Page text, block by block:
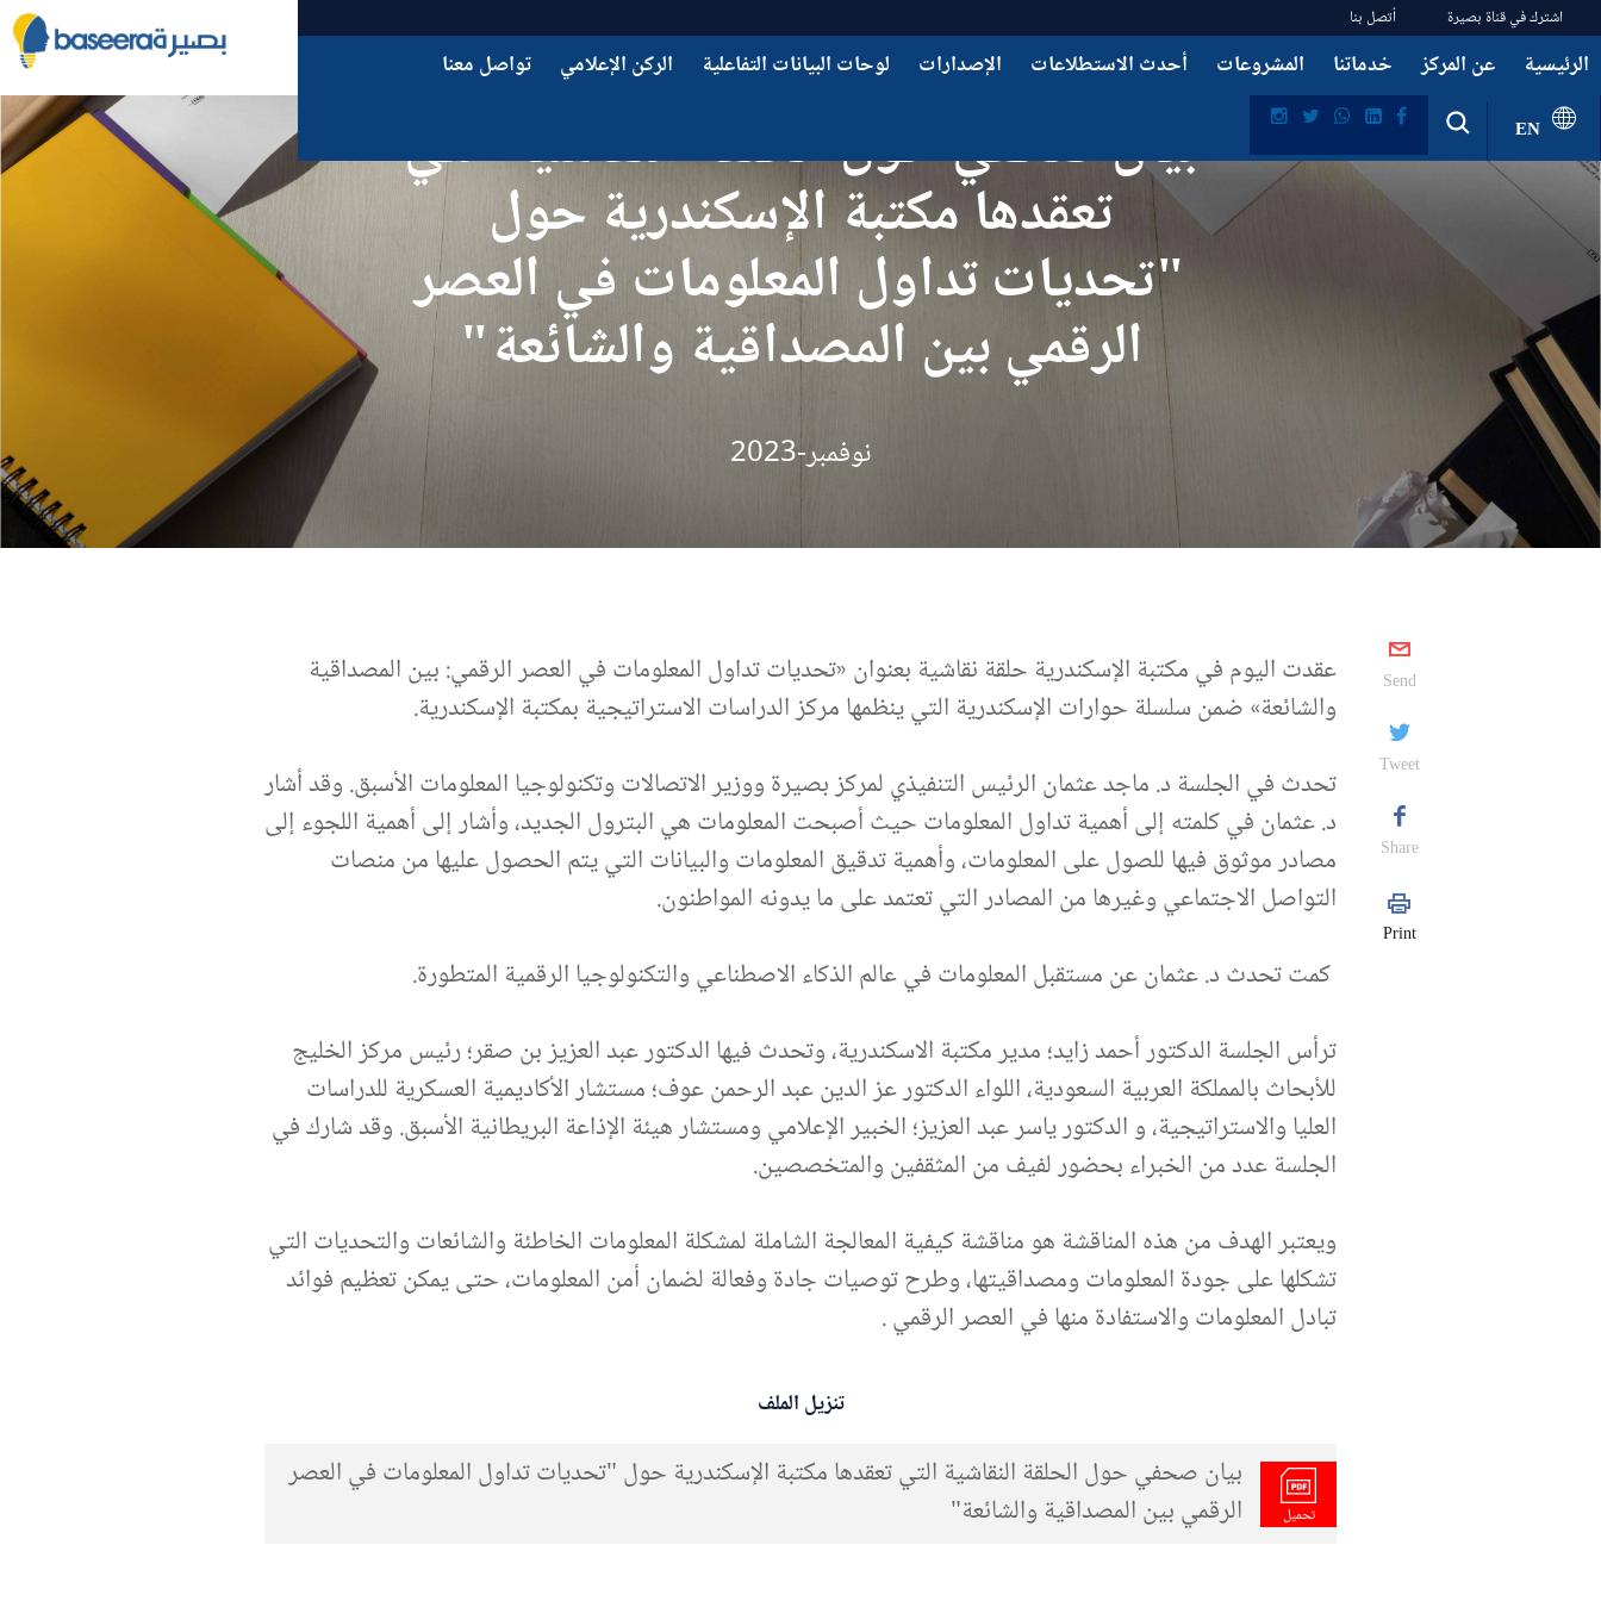
الرئيسية عن المركز خدماتنا المشروعات أحدث الاستطلاعات الإصدارات لوحات البيانات التفاعلية الركن الإعلامي تواصل معنا
EN
اشترك في قناة بصيرة أتصل بنا
بيان صحفي حول الحلقة النقاشية التي
تعقدها مكتبة الإسكندرية حول
"تحديات تداول المعلومات في العصر
الرقمي بين المصداقية والشائعة"
نوفمبر-2023
Send
Tweet
Share
Print
عقدت اليوم في مكتبة الإسكندرية حلقة نقاشية بعنوان «تحديات تداول المعلومات في العصر الرقمي: بين المصداقية
والشائعة» ضمن سلسلة حوارات الإسكندرية التي ينظمها مركز الدراسات الاستراتيجية بمكتبة الإسكندرية.
تحدث في الجلسة د. ماجد عثمان الرئيس التنفيذي لمركز بصيرة ووزير الاتصالات وتكنولوجيا المعلومات الأسبق. وقد أشار
د. عثمان في كلمته إلى أهمية تداول المعلومات حيث أصبحت المعلومات هي البترول الجديد، وأشار إلى أهمية اللجوء إلى
مصادر موثوق فيها للصول على المعلومات، وأهمية تدقيق المعلومات والبيانات التي يتم الحصول عليها من منصات
التواصل الاجتماعي وغيرها من المصادر التي تعتمد على ما يدونه المواطنون.
كمت تحدث د. عثمان عن مستقبل المعلومات في عالم الذكاء الاصطناعي والتكنولوجيا الرقمية المتطورة.
ترأس الجلسة الدكتور أحمد زايد؛ مدير مكتبة الاسكندرية، وتحدث فيها الدكتور عبد العزيز بن صقر؛ رئيس مركز الخليج
للأبحاث بالمملكة العربية السعودية، اللواء الدكتور عز الدين عبد الرحمن عوف؛ مستشار الأكاديمية العسكرية للدراسات
العليا والاستراتيجية، و الدكتور ياسر عبد العزيز؛ الخبير الإعلامي ومستشار هيئة الإذاعة البريطانية الأسبق. وقد شارك في
الجلسة عدد من الخبراء بحضور لفيف من المثقفين والمتخصصين.
ويعتبر الهدف من هذه المناقشة هو مناقشة كيفية المعالجة الشاملة لمشكلة المعلومات الخاطئة والشائعات والتحديات التي
تشكلها على جودة المعلومات ومصداقيتها، وطرح توصيات جادة وفعالة لضمان أمن المعلومات، حتى يمكن تعظيم فوائد
تبادل المعلومات والاستفادة منها في العصر الرقمي .
تنزيل الملف
تحميل
بيان صحفي حول الحلقة النقاشية التي تعقدها مكتبة الإسكندرية حول "تحديات تداول المعلومات في العصر
الرقمي بين المصداقية والشائعة"